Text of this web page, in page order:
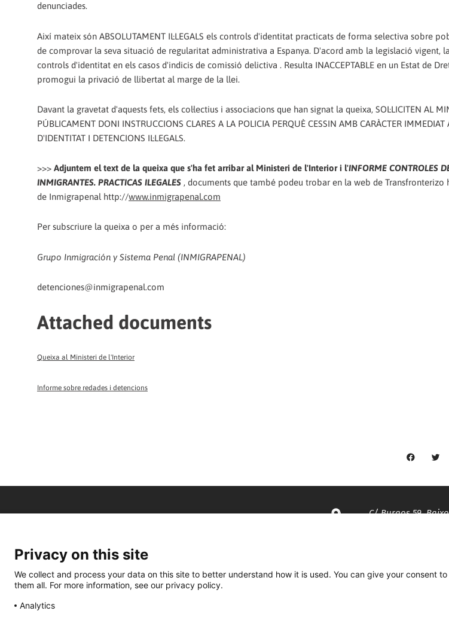
denunciades.
Així mateix són ABSOLUTAMENT IL·LEGALS els controls d'identitat practicats de forma selectiva sobre
de comprovar la seva situació de regularitat administrativa a Espanya. D'acord amb la legislació vigent,
controls d'identitat en els casos d'indicis de comissió delictiva . Resulta INACCEPTABLE en un Estat de
promogui la privació de llibertat al marge de la llei.
Davant la gravetat d'aquests fets, els col·lectius i associacions que han signat la queixa, SOL·LICITEN AL
PÚBLICAMENT DONI INSTRUCCIONS CLARES A LA POLICIA PERQUÈ CESSIN AMB CARÀCTER IMMEDIAT
D'IDENTITAT I DETENCIONS IL·LEGALS.
>>> Adjuntem el text de la queixa que s'ha fet arribar al Ministeri de l'Interior i l'INFORME CONTROLES
INMIGRANTES. PRACTICAS ILEGALES , documents que també podeu trobar en la web de Transfronterizo
de Inmigrapenal http://www.inmigrapenal.com
Per subscriure la queixa o per a més informació:
Grupo Inmigración y Sistema Penal (INMIGRAPENAL)
detenciones@inmigrapenal.com
Attached documents
Queixa al Ministeri de l'Interior
Informe sobre redades i detencions
C/ Burgos 59,
Privacy on this site
We collect and process your data on this site to better understand how it is used. You can give your consent
them all. For more information, see our privacy policy.
Analytics